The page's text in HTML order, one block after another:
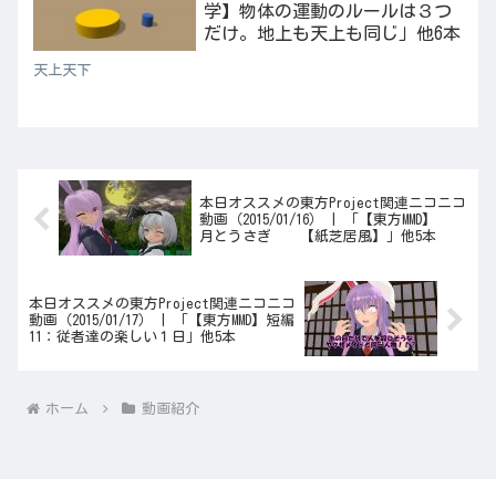
学】物体の運動のルールは３つ
だけ。地上も天上も同じ」他6本
天上天下
本日オススメの東方Project関連ニコニコ
動画（2015/01/16） | 「【東方MMD】
月とうさぎ 【紙芝居風】」他5本
本日オススメの東方Project関連ニコニコ
動画（2015/01/17） | 「【東方MMD】短編
11：従者達の楽しい１日」他5本
ホーム 動画紹介